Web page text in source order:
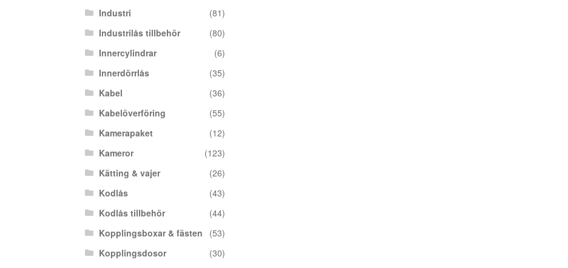
Industri
(81)
Industrilås tillbehör
(80)
Innercylindrar
(6)
Innerdörrlås
(35)
Kabel
(36)
Kabelöverföring
(55)
Kamerapaket
(12)
Kameror
(123)
Kätting & vajer
(26)
Kodlås
(43)
Kodlås tillbehör
(44)
Kopplingsboxar & fästen
(53)
Kopplingsdosor
(30)